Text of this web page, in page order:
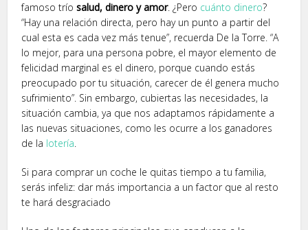
famoso tríosalud, dinero y amor. ¿Pero cuánto dinero?
“Hay una relación directa, pero hay un punto a partir del
cual esta es cada vez más tenue”, recuerda De la Torre. “A
lo mejor, para una persona pobre, el mayor elemento de
felicidad marginal es el dinero, porque cuando estás
preocupado por tu situación, carecer de él genera mucho
sufrimiento”. Sin embargo, cubiertas las necesidades, la
situación cambia, ya que nos adaptamos rápidamente a
las nuevas situaciones, como les ocurre a los ganadores
de la lotería.
Si para comprar un coche le quitas tiempo a tu familia,
serás infeliz: dar más importancia a un factor que al resto
te hará desgraciado